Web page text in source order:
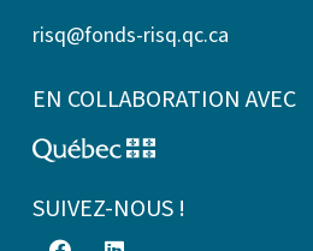
risq@fonds-risq.qc.ca
EN COLLABORATION AVEC
SUIVEZ-NOUS !